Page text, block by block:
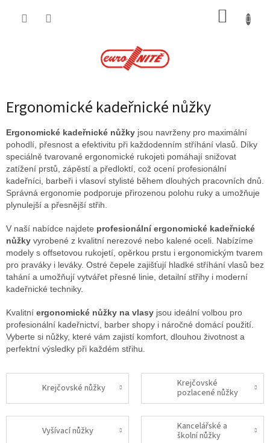
Ergonomické kadeřnické nůžky
Ergonomické kadeřnické nůžky jsou navrženy pro maximální
pohodlí, přesnost a efektivitu při každodenním stříhání vlasů. Díky
speciálně tvarované ergonomické rukojeti pomáhají snižovat
zatížení prstů, zápěstí a předloktí, což ocení profesionální
kadeřníci, barbeři i vlasoví stylisté během dlouhých pracovních dnů.
Správná ergonomie podporuje přirozenou polohu ruky a umožňuje
plynulejší a přesnější střih.
V naší nabídce najdete profesionální ergonomické kadeřnické
nůžky vyrobené z kvalitní nerezové nebo kalené oceli. Nabízíme
modely s offsetovou rukojetí, opěrkou prstu i ergonomickým tvarem
pro praváky i leváky. Ostré čepele zajišťují hladké stříhání vlasů bez
tahání a umožňují vytvářet přesné linie, detailní střihy i moderní
kadeřnické techniky.
Kvalitní ergonomické nůžky na vlasy jsou ideální volbou pro
profesionální kadeřnictví, barber shopy i náročné domácí použití.
Vyberte si nůžky, které vám zajistí komfort, dlouhou životnost a
perfektní výsledky při každém střihu.
Krejčovské nůžky
Krejčovské
pozlacené nůžky
Vyšívací nůžky
Kancelářské a
školní nůžky